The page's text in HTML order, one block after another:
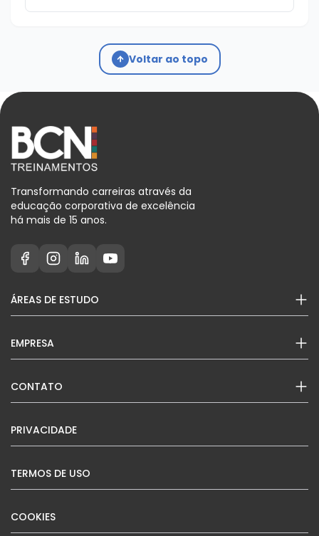
Voltar ao topo
Transformando carreiras através da
educação corporativa de excelência
há mais de 15 anos.
ÁREAS DE ESTUDO
EMPRESA
CONTATO
PRIVACIDADE
TERMOS DE USO
COOKIES